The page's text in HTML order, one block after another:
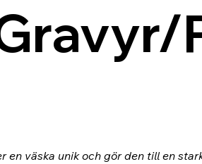
väska unik och gör den till en